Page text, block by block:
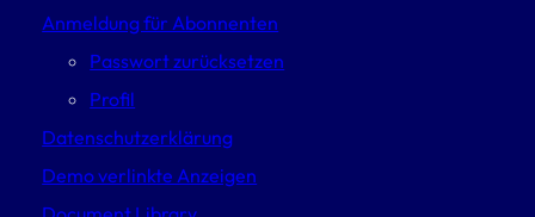
Anmeldung für Abonnenten
Passwort zurücksetzen
Profil
Datenschutzerklärung
Demo verlinkte Anzeigen